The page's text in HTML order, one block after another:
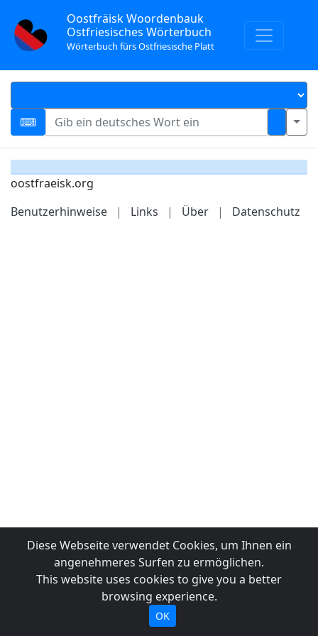
Oostfräisk Woordenbauk
Ostfriesisches Wörterbuch
Wörterbuch fürs Ostfriesische Platt
oostfraeisk.org
Benutzerhinweise
| Links | Über | Datenschutz
Diese Webseite verwendet Cookies, um Ihnen ein
angenehmeres Surfen zu ermöglichen.
This website uses cookies to give you a better
browsing experience.
OK